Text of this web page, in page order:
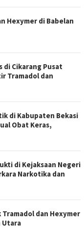
Hexymer di Babelan
di Cikarang Pusat
Tramadol dan
di Kabupaten Bekasi
Obat Keras,
di Kejaksaan Negeri
Narkotika dan
dan Hexymer
Utara